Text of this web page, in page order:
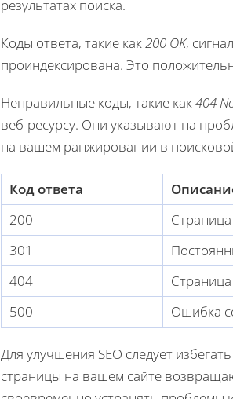
результатах поиска.
Коды ответа, такие как200 OK,
проиндексирована. Это
Неправильные коды, такие как404
веб-ресурсу. Они указывают на
на вашем ранжировании в
Код ответа
200
301
404
500
Ошибка
Для улучшения SEO следует
страницы на вашем сайте